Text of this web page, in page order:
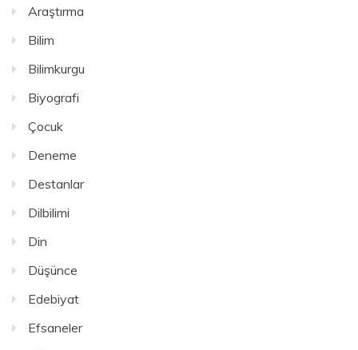
Araştırma
Bilim
Bilimkurgu
Biyografi
Çocuk
Deneme
Destanlar
Dilbilimi
Din
Düşünce
Edebiyat
Efsaneler